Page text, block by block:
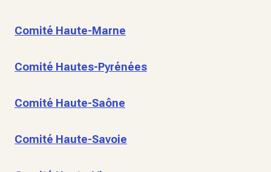
Comité Haute-Marne
Comité Hautes-Pyrénées
Comité Haute-Saône
Comité Haute-Savoie